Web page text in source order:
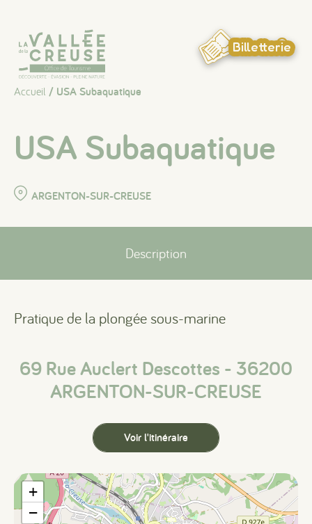
Billetterie
Accueil / USA Subaquatique
USA Subaquatique
ARGENTON-SUR-CREUSE
Description
Pratique de la plongée sous-marine
69 Rue Auclert Descottes - 36200
ARGENTON-SUR-CREUSE
Voir l'itinéraire
+
−